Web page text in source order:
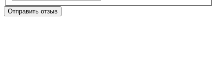
Отправить отзыв